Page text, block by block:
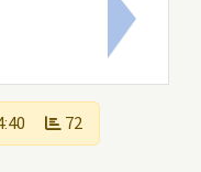
前教育署委請國立羅
下一筆：
72